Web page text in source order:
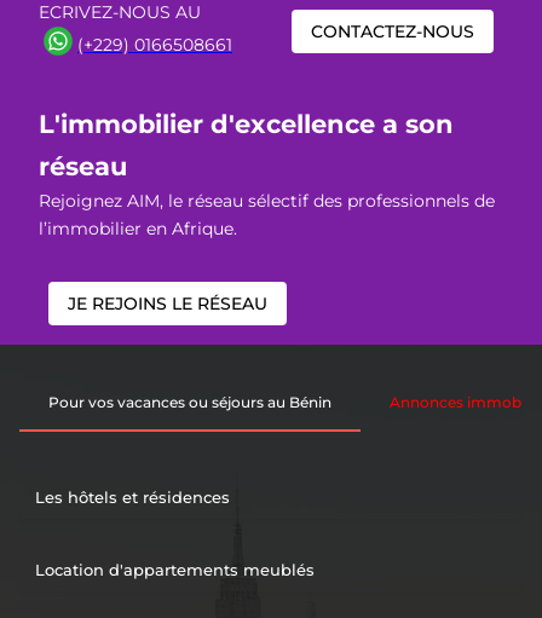
ECRIVEZ-NOUS AU
(+229) 0166508661
CONTACTEZ-NOUS
L'immobilier d'excellence a son
réseau
Rejoignez AIM, le réseau sélectif des professionnels de
l’immobilier en Afrique.
JE REJOINS LE RÉSEAU
Pour vos vacances ou séjours au Bénin Annonces
Les hôtels et résidences
Location d'appartements meublés